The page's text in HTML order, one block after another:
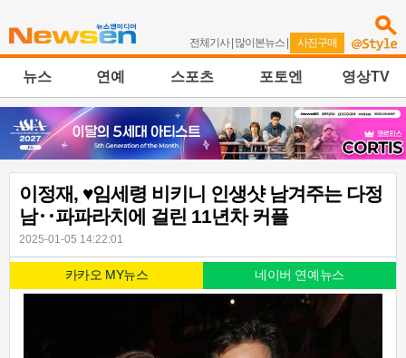
전체기사| 많이본뉴스 | 사진구매
뉴스 연예 스포츠 포토엔 영상TV
이정재, ♥임세령 비키니 인생샷 남겨주는 다정
남‥파파라치에 걸린 11년차 커플
2025-01-05 14:22:01
카카오 MY뉴스 네이버 연예뉴스